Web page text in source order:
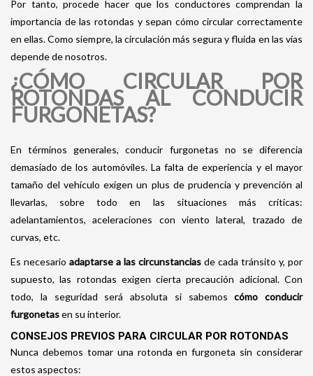
Por tanto, procede hacer que los conductores comprendan la
importancia de las rotondas y sepan cómo circular correctamente
en ellas. Como siempre, la circulación más segura y fluida en las vías
depende de nosotros.
¿CÓMO CIRCULAR POR
ROTONDAS AL CONDUCIR
FURGONETAS?
En términos generales, conducir furgonetas no se diferencia
demasiado de los automóviles. La falta de experiencia y el mayor
tamaño del vehículo exigen un plus de prudencia y prevención al
llevarlas, sobre todo en las situaciones más críticas:
adelantamientos, aceleraciones con viento lateral, trazado de
curvas, etc.
Es necesario adaptarse a las circunstancias de cada tránsito y, por
supuesto, las rotondas exigen cierta precaución adicional. Con
todo, la seguridad será absoluta si sabemoscómo conducir
furgonetasen su interior.
CONSEJOS PREVIOS PARA CIRCULAR POR ROTONDAS
Nunca debemos tomar una rotonda en furgoneta sin considerar
estos aspectos: